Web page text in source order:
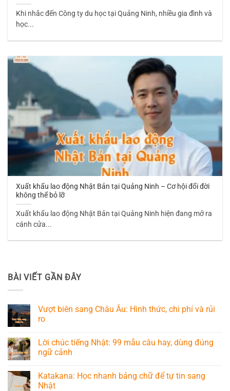
Khi nhắc đến Công ty du học tại Quảng Ninh, nhiều gia đình và
học...
Xuất khẩu lao động Nhật Bản tại Quảng Ninh – Cơ hội đổi đời
không thể bỏ lỡ
Xuất khẩu lao động Nhật Bản tại Quảng Ninh hiện đang mở ra
cánh cửa...
BÀI VIẾT GẦN ĐÂY
Vượt biên sang Châu Âu: Hình thức, chi phí và rủi
ro
Lời chúc tiếng Nhật: 99 mẫu câu hay, dùng đúng
ngữ cảnh
Katakana: Học nhanh bảng chữ để tự tin sang
Nhật